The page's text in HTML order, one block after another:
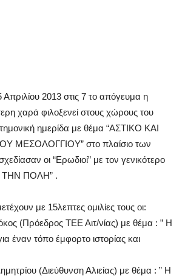
2013 στις 7 το απόγευμα η
χαρά φιλοξενεί στους χώρους του
ημερίδα με θέμα “ΑΣΤΙΚΟ ΚΑΙ
ΜΕΣΟΛΟΓΓΙΟΥ” στο πλαίσιο των
οι “Ερωδιοί” με τον γενικότερο
ΤΗΝ ΠΟΛΗ” .
με 15λεπτες ομιλίες τους οι:
(Πρόεδρος ΤΕΕ Αιτ/νίας) με θέμα : ” Η
έναν τόπο έμφορτο ιστορίας και
(Διεύθυνση Αλιείας) με θέμα : ” Η